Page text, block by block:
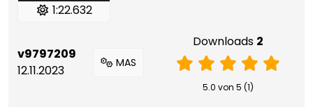
1:22.632
v9797209
12.11.2023
MAS
Downloads 2
5.0 von 5 (1)